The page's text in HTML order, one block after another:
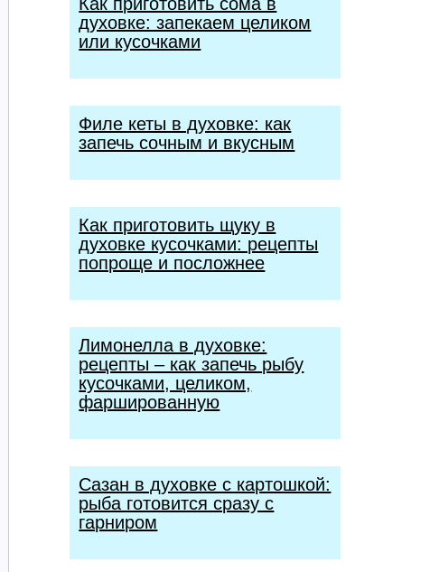
духовке: запекаем целиком
или кусочками
Филе кеты в духовке: как
запечь сочным и вкусным
Как приготовить щуку в
духовке кусочками: рецепты
попроще и посложнее
Лимонелла в духовке:
рецепты – как запечь рыбу
кусочками, целиком,
фаршированную
Сазан в духовке с картошкой:
рыба готовится сразу с
гарниром